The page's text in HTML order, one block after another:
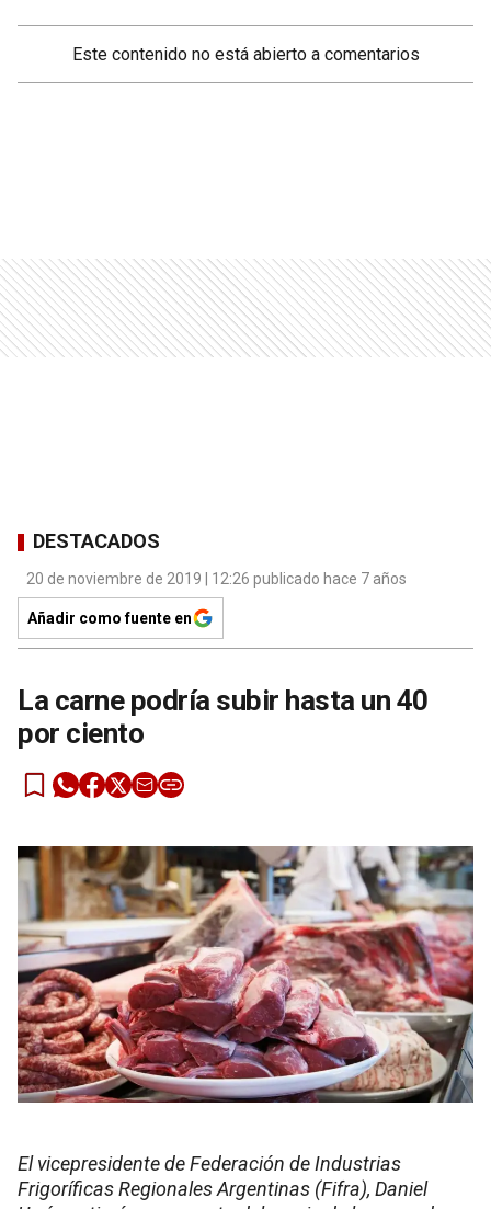
Este contenido no está abierto a comentarios
DESTACADOS
20 de noviembre de 2019 | 12:26 publicado hace 7 años
Añadir como fuente en
La carne podría subir hasta un 40
por ciento
El vicepresidente de Federación de Industrias
Frigoríficas Regionales Argentinas (Fifra), Daniel